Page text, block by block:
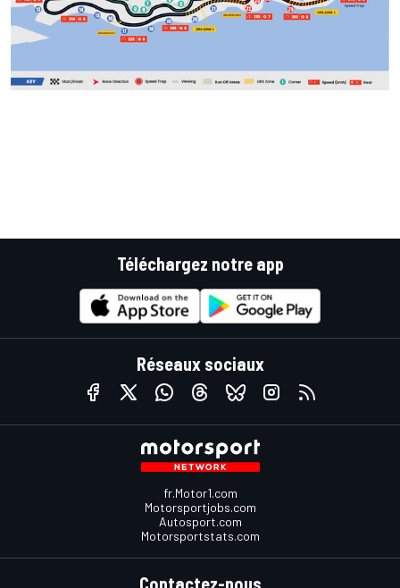
Téléchargez notre app
Réseaux sociaux
fr.Motor1.com
Motorsportjobs.com
Autosport.com
Motorsportstats.com